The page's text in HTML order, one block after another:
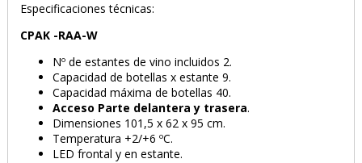
Especificaciones técnicas:
CPAK -RAA-W
Nº de estantes de vino incluidos 2.
Capacidad de botellas x estante 9.
Capacidad máxima de botellas 40.
Acceso Parte delantera y trasera.
Dimensiones 101,5 x 62 x 95 cm.
Temperatura +2/+6 ºC.
LED frontal y en estante.